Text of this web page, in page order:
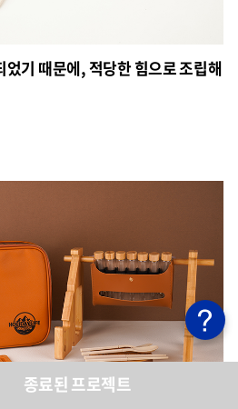
기 때문에, 적당한 힘으로 조립해
종료된 프로젝트